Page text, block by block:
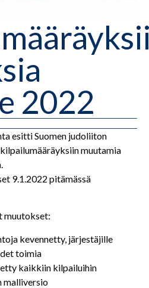
2022
esitti Suomen judoliiton
muutamia
9.1.2022 pitämässä
muutokset:
kevennetty, järjestäjille
toimia
kaikkiin kilpailuihin
malliversio